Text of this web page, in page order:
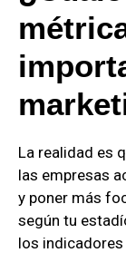
La realidad es
las empresas
y poner más
según tu
los indicadores